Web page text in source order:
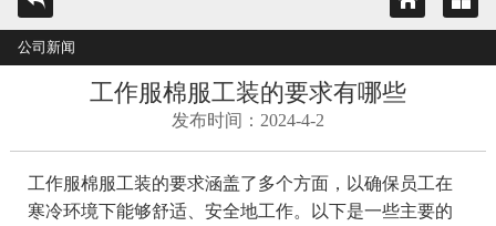
公司新闻
工作服棉服工装的要求有哪些
发布时间：2024-4-2
工作服棉服工装的要求涵盖了多个方面，以确保员工在
寒冷环境下能够舒适、安全地工作。以下是一些主要的